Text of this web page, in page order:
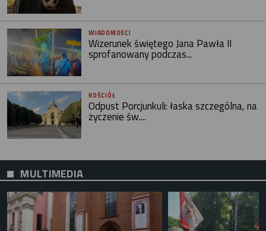
WIADOMOŚCI
Wizerunek świętego Jana Pawła II
sprofanowany podczas...
KOŚCIÓŁ
Odpust Porcjunkuli: łaska szczególna, na
życzenie św....
MULTIMEDIA